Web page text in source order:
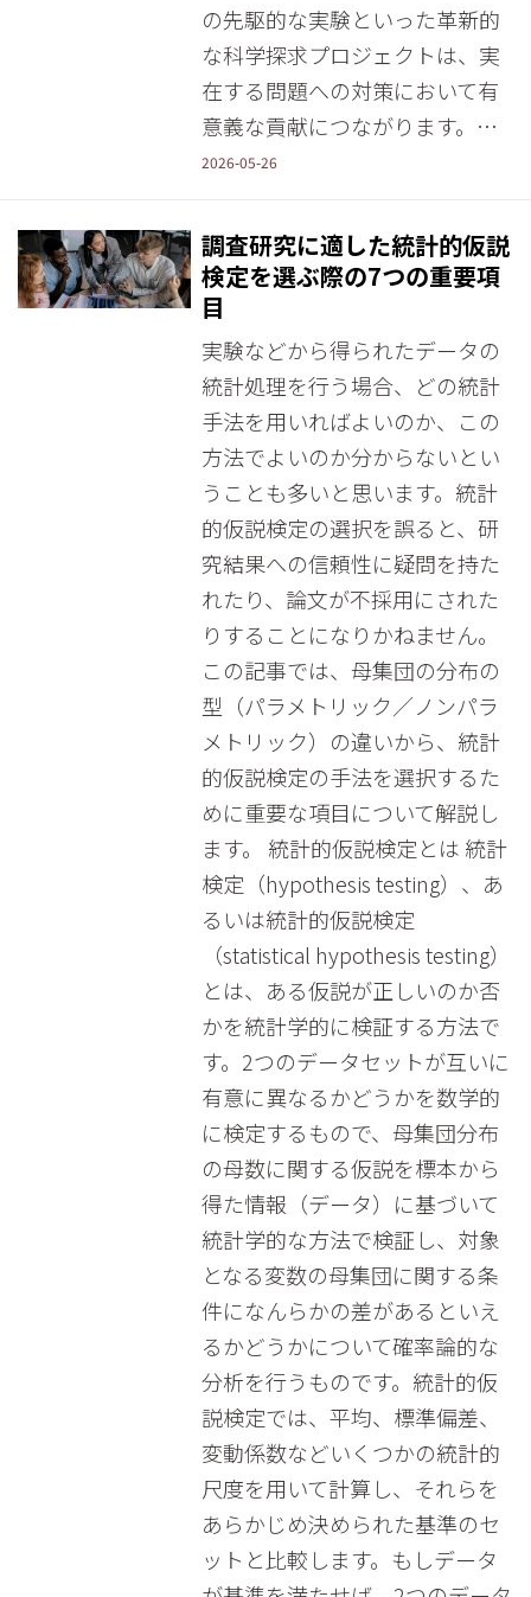
の先駆的な実験といった革新的
な科学探求プロジェクトは、実
在する問題への対策において有
意義な貢献につながります。…
2026-05-26
調査研究に適した統計的仮説
検定を選ぶ際の7つの重要項
目
実験などから得られたデータの
統計処理を行う場合、どの統計
手法を用いればよいのか、この
方法でよいのか分からないとい
うことも多いと思います。統計
的仮説検定の選択を誤ると、研
究結果への信頼性に疑問を持た
れたり、論文が不採用にされた
りすることになりかねません。
この記事では、母集団の分布の
型（パラメトリック／ノンパラ
メトリック）の違いから、統計
的仮説検定の手法を選択するた
めに重要な項目について解説し
ます。 統計的仮説検定とは 統計
検定（hypothesis testing）、あ
るいは統計的仮説検定
（statistical hypothesis testing）
とは、ある仮説が正しいのか否
かを統計学的に検証する方法で
す。2つのデータセットが互いに
有意に異なるかどうかを数学的
に検定するもので、母集団分布
の母数に関する仮説を標本から
得た情報（データ）に基づいて
統計学的な方法で検証し、対象
となる変数の母集団に関する条
件になんらかの差があるといえ
るかどうかについて確率論的な
分析を行うものです。統計的仮
説検定では、平均、標準偏差、
変動係数などいくつかの統計的
尺度を用いて計算し、それらを
あらかじめ決められた基準のセ
ットと比較します。もしデータ